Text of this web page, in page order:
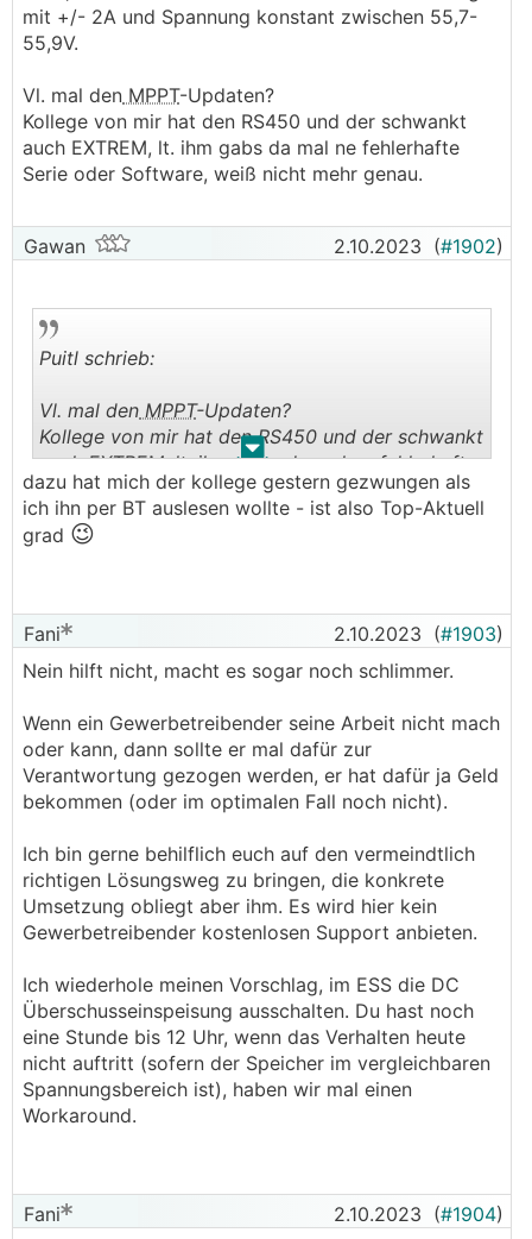
mit +/- 2A und Spannung konstant zwischen 55,7-
55,9V.
Vl. mal den MPPT-Updaten?
Kollege von mir hat den RS450 und der schwankt
auch EXTREM, lt. ihm gabs da mal ne fehlerhafte
Serie oder Software, weiß nicht mehr genau.
Gawan 2.10.2023 (#1902)
. .
Puitl schrieb:
Vl. mal den MPPT-Updaten?
Kollege von mir hat den RS450 und der schwankt
auch EXTREM, lt. ihm gabs da mal ne fehlerhafte
Serie oder Software, weiß nicht mehr genau.
dazu hat mich der kollege gestern gezwungen als
ich ihn per BT auslesen wollte - ist also Top-Aktuell
grad 😉
Fani 2.10.2023 (#1903)
Nein hilft nicht, macht es sogar noch schlimmer.
Wenn ein Gewerbetreibender seine Arbeit nicht mach
oder kann, dann sollte er mal dafür zur
Verantwortung gezogen werden, er hat dafür ja Geld
bekommen (oder im optimalen Fall noch nicht).
Ich bin gerne behilflich euch auf den vermeindtlich
richtigen Lösungsweg zu bringen, die konkrete
Umsetzung obliegt aber ihm. Es wird hier kein
Gewerbetreibender kostenlosen Support anbieten.
Ich wiederhole meinen Vorschlag, im ESS die DC
Überschusseinspeisung ausschalten. Du hast noch
eine Stunde bis 12 Uhr, wenn das Verhalten heute
nicht auftritt (sofern der Speicher im vergleichbaren
Spannungsbereich ist), haben wir mal einen
Workaround.
Fani 2.10.2023 (#1904)